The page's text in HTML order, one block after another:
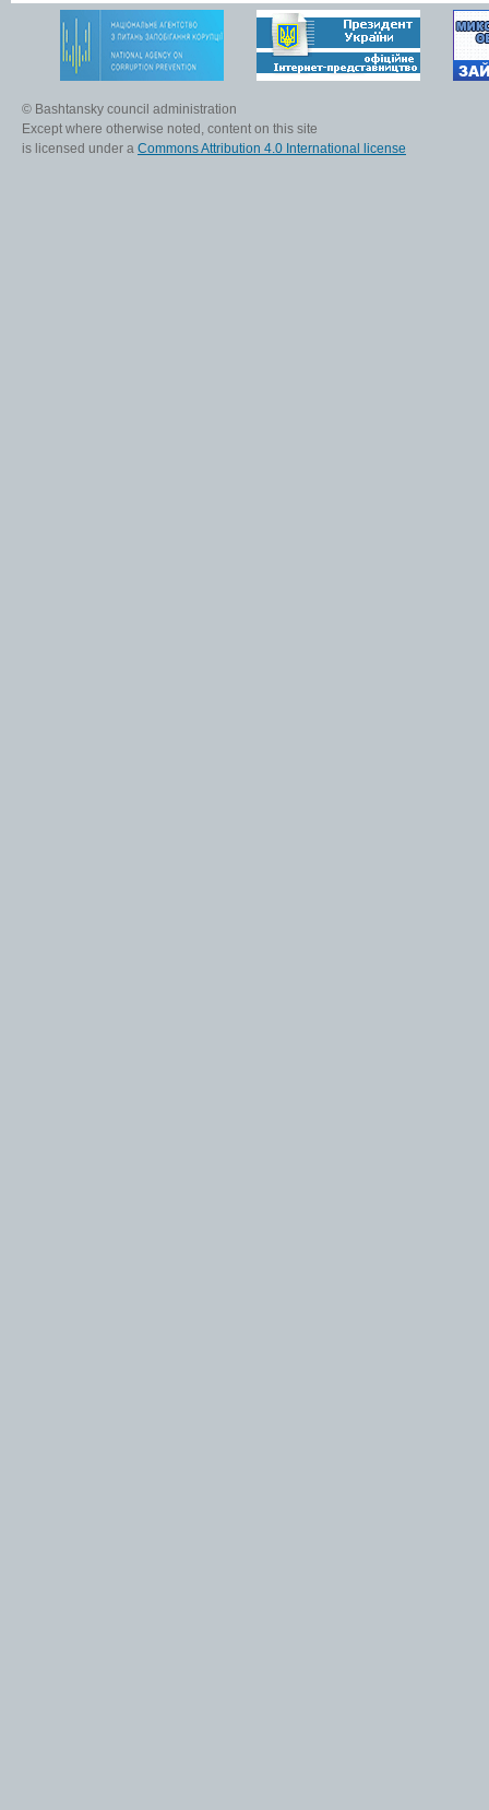
© Bashtansky council administration
Except where otherwise noted, content on this site
is licensed under a Commons Attribution 4.0 International license